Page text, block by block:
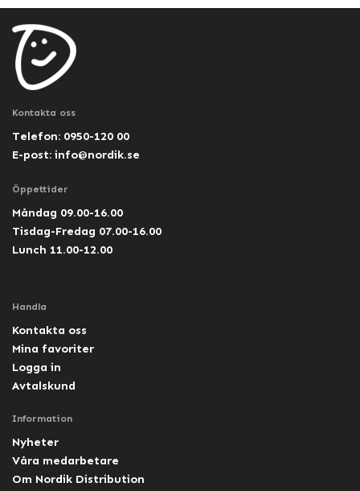
Kontakta oss
Telefon: 0950-120 00
E-post: info@nordik.se
Öppettider
Måndag 09.00-16.00
Tisdag-Fredag 07.00-16.00
Lunch 11.00-12.00
Handla
Kontakta oss
Mina favoriter
Logga in
Avtalskund
Information
Nyheter
Våra medarbetare
Om Nordik Distribution